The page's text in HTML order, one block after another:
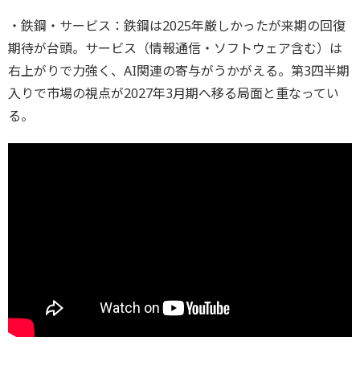
・鉄鋼・サービス：鉄鋼は2025年厳しかったが来期の回復
期待が台頭。サービス（情報通信・ソフトウェア含む）は
右上がりで力強く、AI関連の寄与がうかがえる。第3四半期
入りで市場の視点が2027年3月期へ移る局面と重なってい
る。